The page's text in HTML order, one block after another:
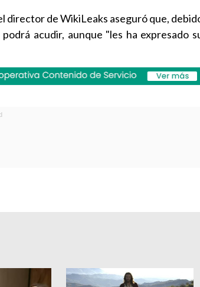
director de WikiLeaks aseguró que,
acudir, aunque "les ha expresado